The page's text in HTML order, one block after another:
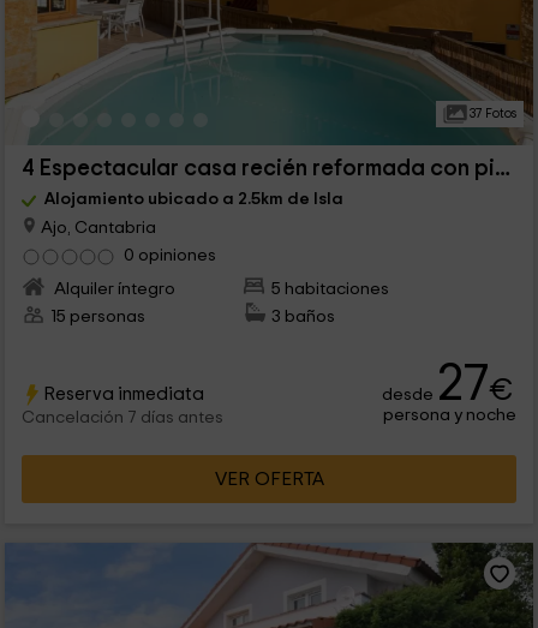
37 Fotos
4 Espectacular casa recién reformada con piscina
Alojamiento ubicado a 2.5km de Isla
Ajo, Cantabria
0 opiniones
Alquiler íntegro
5 habitaciones
15 personas
3 baños
Reserva inmediata
Cancelación 7 días antes
desde 27€
persona y noche
VER OFERTA